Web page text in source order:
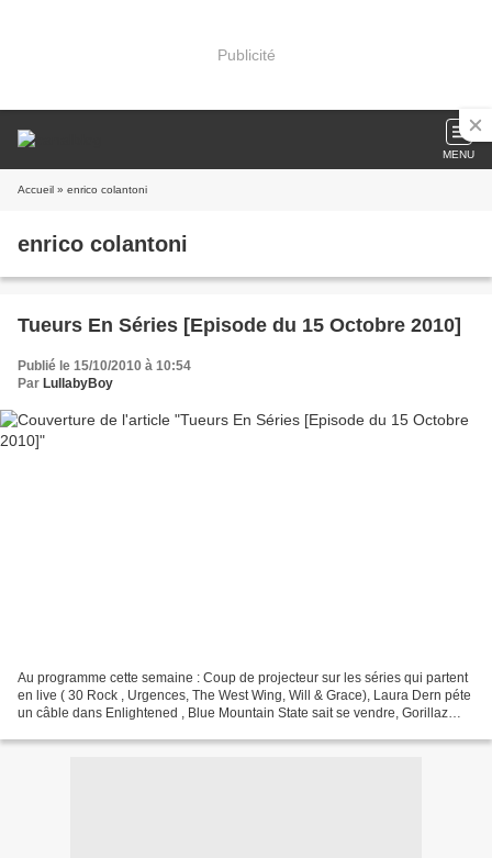
Publicité
MENU
Accueil » enrico colantoni
enrico colantoni
Tueurs En Séries [Episode du 15 Octobre 2010]
Publié le 15/10/2010 à 10:54
Par LullabyBoy
Au programme cette semaine : Coup de projecteur sur les séries qui partent
en live ( 30 Rock , Urgences, The West Wing, Will & Grace), Laura Dern péte
un câble dans Enlightened , Blue Mountain State sait se vendre, Gorillaz